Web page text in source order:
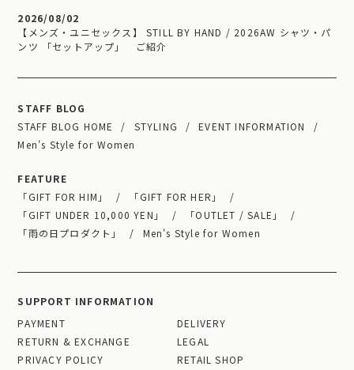
2026/08/02
【メンズ・ユニセックス】 STILL BY HAND / 2026AW シャツ・パ
ンツ 「セットアップ」 ご紹介
STAFF BLOG
STAFF BLOG HOME
STYLING
EVENT INFORMATION
Men's Style for Women
FEATURE
「GIFT FOR HIM」
「GIFT FOR HER」
「GIFT UNDER 10,000 YEN」
「OUTLET / SALE」
「雨の日プロダクト」
Men's Style for Women
SUPPORT INFORMATION
PAYMENT
DELIVERY
RETURN & EXCHANGE
LEGAL
PRIVACY POLICY
RETAIL SHOP